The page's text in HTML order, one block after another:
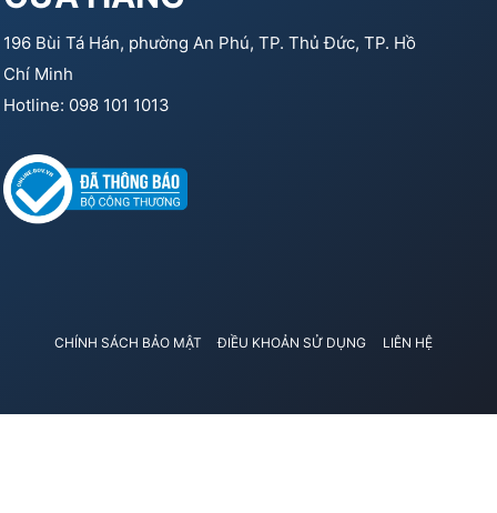
196 Bùi Tá Hán, phường An Phú, TP. Thủ Đức, TP. Hồ
Chí Minh
Hotline: 098 101 1013
CHÍNH SÁCH BẢO MẬT ĐIỀU KHOẢN SỬ DỤNG LIÊN HỆ